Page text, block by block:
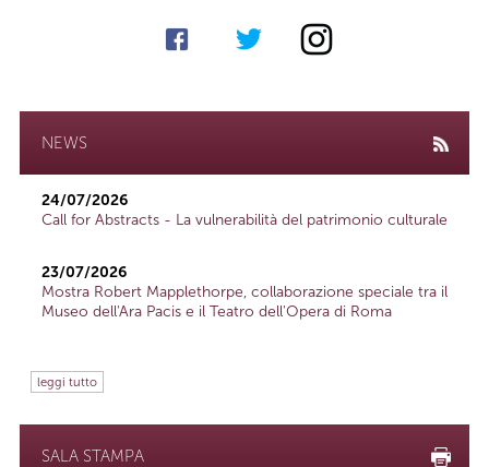
NEWS
24/07/2026
Call for Abstracts - La vulnerabilità del patrimonio culturale
23/07/2026
Mostra Robert Mapplethorpe, collaborazione speciale tra il
Museo dell'Ara Pacis e il Teatro dell'Opera di Roma
leggi tutto
SALA STAMPA